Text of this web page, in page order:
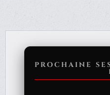
PROCHAINE